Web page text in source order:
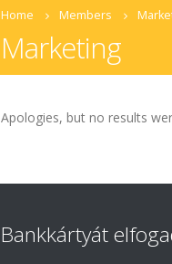
Home Members
Marketing
Apologies, but no results
Bankkártyát